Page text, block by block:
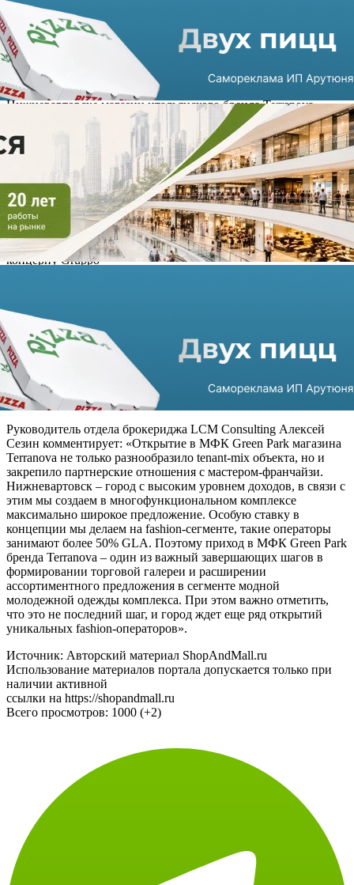
Нижневартовска
26.08.2021 г. в 11:13
1 мин
На первом этаже МФК Green Park открылся первый в
Нижневартовске магазин итальянского бренда Terranova.
Торговая точка разместилась на первом этаже на площади 722
кв. метра. Федеральная компания LCM Consulting выступила
эксклюзивным консультантом и брокером проекта.
​Бренд
демократичной
модной одежды
Terranova
принадлежит
итальянскому
концерну Gruppo
Calliope, QB24,
Kitana). Terranova
производит
одежду, обувь и
аксессуары для мужчин, женщин и детей. Магазины
размещены более чем в 35 странах мира. В России и странах
СНГ насчитывается более 50 магазинов, в том числе и два
аутлета в Курске и Орле.
Руководитель отдела брокериджа LCM Consulting Алексей
Сезин комментирует: «Открытие в МФК Green Park магазина
Terranova не только разнообразило tenant-mix объекта, но и
закрепило партнерские отношения с мастером-франчайзи.
Нижневартовск – город с высоким уровнем доходов, в связи с
этим мы создаем в многофункциональном комплексе
максимально широкое предложение. Особую ставку в
концепции мы делаем на fashion-сегменте, такие операторы
занимают более 50% GLA. Поэтому приход в МФК Green Park
бренда Terranova – один из важный завершающих шагов в
формировании торговой галереи и расширении
ассортиментного предложения в сегменте модной
молодежной одежды комплекса. При этом важно отметить,
что это не последний шаг, и город ждет еще ряд открытий
уникальных fashion-операторов».
Источник: Авторский материал ShopAndMall.ru
Использование материалов портала допускается только при
наличии активной
ссылки на https://shopandmall.ru
Всего просмотров: 1000 (+2)